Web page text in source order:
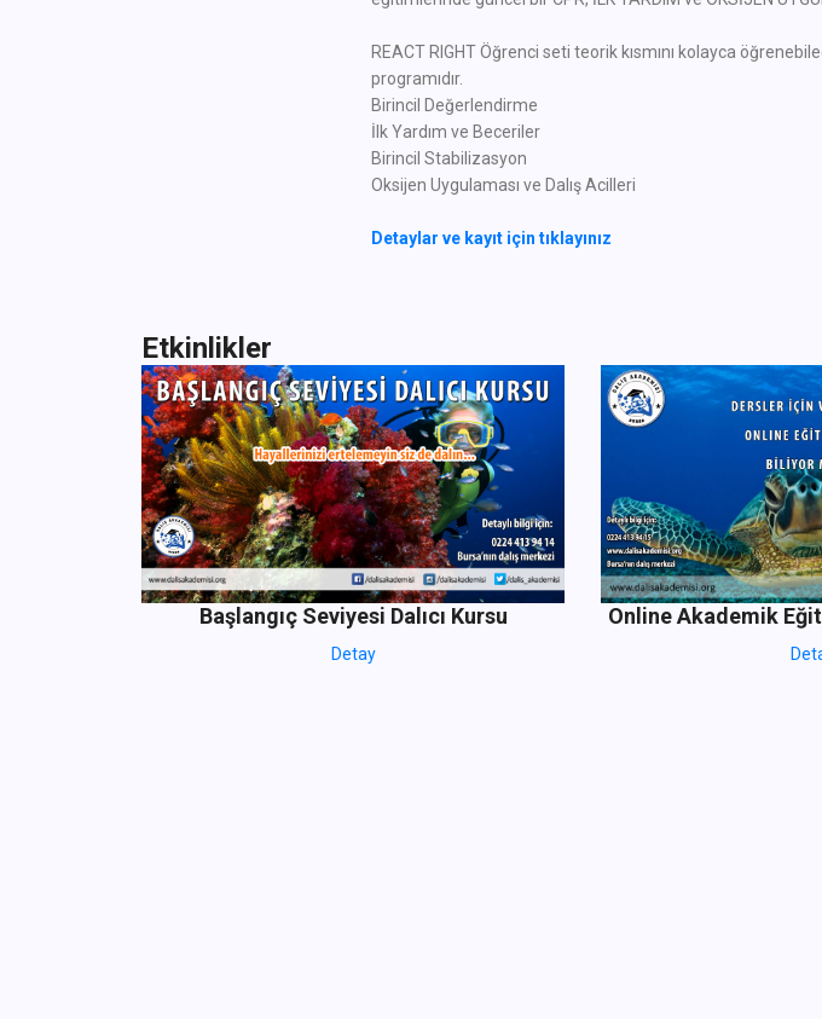
REACT RIGHT Öğrenci seti teorik kısmını kolayca
programıdır.
Birincil Değerlendirme
İlk Yardım ve Beceriler
Birincil Stabilizasyon
Oksijen Uygulaması ve Dalış Acilleri
Detaylar ve kayıt için tıklayınız
Etkinlikler
Başlangıç Seviyesi Dalıcı Kursu
Detay
Online Akademik